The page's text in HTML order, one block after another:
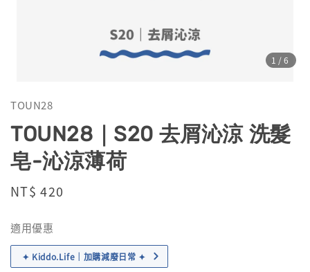
1 /6
TOUN28
TOUN28｜S20 去屑沁涼 洗髮
皂-沁涼薄荷
Regular
NT$ 420
適用優惠
✦ Kiddo.Life｜加購減廢日常 ✦